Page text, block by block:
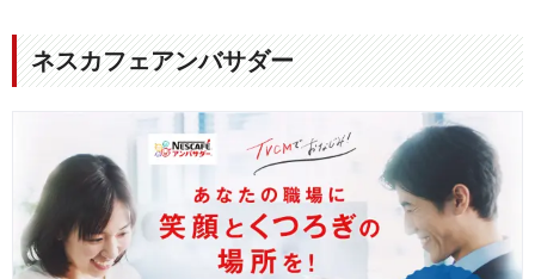
ネスカフェアンバサダー